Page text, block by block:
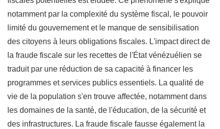
notamment par la complexité du système fiscal, le pouvoir
limité du gouvernement et le manque de sensibilisation
des citoyens à leurs obligations fiscales. L'impact direct de
la fraude fiscale sur les recettes de l'État vénézuélien se
traduit par une réduction de sa capacité à financer les
programmes et services publics essentiels. La qualité de
vie de la population s'en trouve affectée, notamment dans
les domaines de la santé, de l'éducation, de la sécurité et
des infrastructures. La fraude fiscale fausse également la